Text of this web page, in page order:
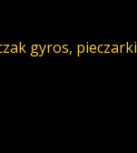
gyros, pieczarki